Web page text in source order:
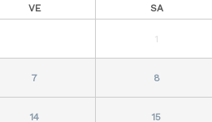
VE SA
1
7 8
14 15